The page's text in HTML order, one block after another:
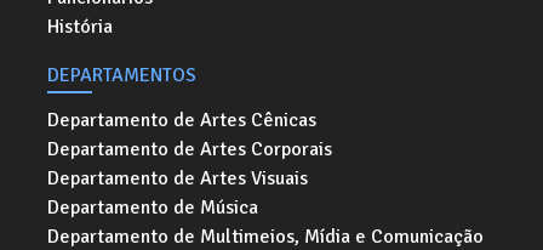
História
DEPARTAMENTOS
Departamento de Artes Cênicas
Departamento de Artes Corporais
Departamento de Artes Visuais
Departamento de Música
Departamento de Multimeios, Mídia e Comunicação